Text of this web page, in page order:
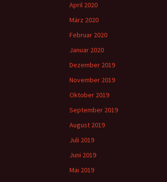
April 2020
März 2020
Februar 2020
Januar 2020
Dezember 2019
November 2019
Oktober 2019
September 2019
August 2019
Juli 2019
Juni 2019
Mai 2019